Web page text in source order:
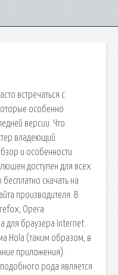
встречаться с
особенно
версии. Что
владеющий
и особенности
доступен для всех
скачать на
производителя. В
Opera
для браузера Internet
Hola (таким образом, в
приложения).
рода является